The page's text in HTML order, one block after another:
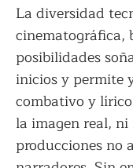
La diversidad
cinematográfica,
posibilidades
inicios y permite
combativo y
la imagen real,
producciones no